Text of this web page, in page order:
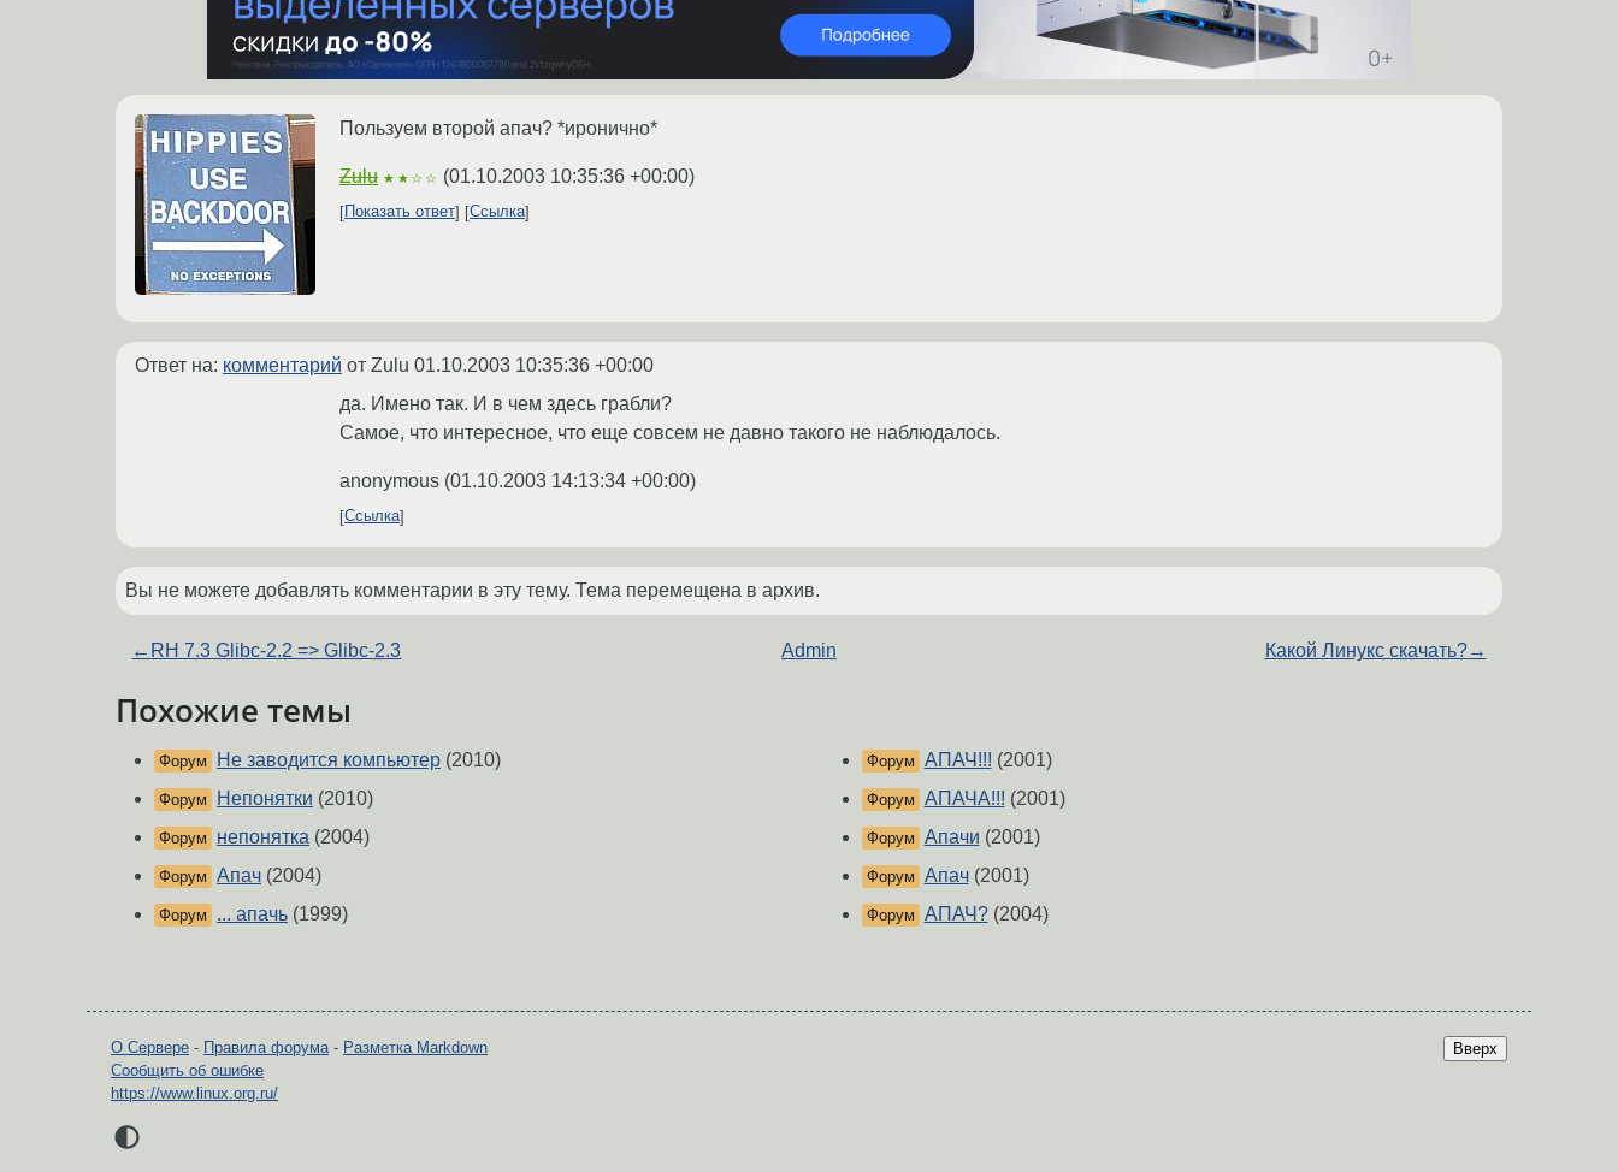
Пользуем второй апач? *иронично*
Zulu ★★☆☆ (01.10.2003 10:35:36 +00:00)
Показать ответ Ссылка
Ответ на: комментарий от Zulu 01.10.2003 10:35:36 +00:00
да. Имено так. И в чем здесь грабли?
Самое, что интересное, что еще совсем не давно такого не наблюдалось.
anonymous (01.10.2003 14:13:34 +00:00)
Ссылка
Вы не можете добавлять комментарии в эту тему. Тема перемещена в архив.
← RH 7.3 Glibc-2.2 => Glibc-2.3 Admin Какой Линукс скачать?→
Похожие темы
Форум Не заводится компьютер (2010)
Форум Непонятки (2010)
Форум непонятка (2004)
Форум Апач (2004)
Форум ... апачь (1999)
Форум АПАЧ!!! (2001)
Форум АПАЧА!!! (2001)
Форум Апачи (2001)
Форум Апач(2001)
Форум АПАЧ?(2004)
Вверх
О Сервере - Правила форума- Разметка Markdown
Сообщить об ошибке
https://www.linux.org.ru/